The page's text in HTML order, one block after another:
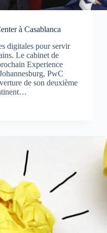
à Casablanca
digitales pour servir
Le cabinet de
Experience
PwC
de son deuxième